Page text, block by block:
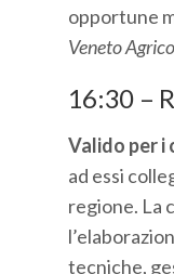
opportune
Veneto
16:30 –
Valido per i
ad essi
regione. La
tecniche,